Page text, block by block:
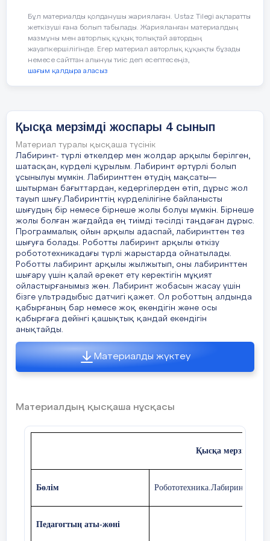
бар?
«Джигсо» әдісі
толықтырады.
Ауызша мадақтау, ынталандыру
1-тапсырма.
- Біздің еліміздегі ақпараттық қауіпсіздікті
қамтамасыз
етудің қандай шаралары, заңдары бар? Талдаңдар.
ҚР-дағы заңмен қорғалатын құпияларды
анықтайды.
Медальдар арқылы бағалау
2-тапсырма.
Венн
Сабақтың барысы
кезені/
уақыт
Педагогтың әрекеті
Сабақтың
басы
1.Оқушылармен амандасу.
2.Сабақтың тақырыбы мен мақсаттарымен
таныстыру.
3.Жаңа тақырыпқа шолу.
Векторлық кескіндерді салу және өңдеу үшін
Photo-Brush графикалық редакторын
пайдаланамыз. Сонымен бірге осы редакторда
сурет салу құралдарымен және суреттерді
өңдеу әдістерімен танысайық.
Сабақтың
ортасы
Жаңа тақырыпты түсіндіру.
Файл-Создать
Photo-Brush-тағы сурет салу және өңдеу
Түс терезесі.
Бұл материалды қолданушы жариялаған. Ustaz Tilegi ақпаратты
жеткізуші ғана болып табылады. Жарияланған материалдың
мазмұны мен авторлық құқық толықтай автордың
жауапкершілігінде. Егер материал авторлық құқықты бұзады
немесе сайттан алынуы тиіс деп есептесеңіз,
шағым қалдыра аласыз
Қысқа мерзімді жоспары 4 сынып
Материал туралы қысқаша түсінік
Лабиринт- түрлі өткелдер мен жолдар арқылы берілген,
шатасқан, күрделі құрылым. Лабиринт әртүрлі болып
ұсынылуы мүмкін. Лабиринттен өтудің мақсаты—
шытырман бағыттардан, кедергілерден өтіп, дұрыс жол
тауып шығу.Лабиринттің күрделілігіне байланысты
шығудың бір немесе бірнеше жолы болуы мүмкін. Бірнеше
жолы болған жағдайда ең тиімді тәсілді таңдаған дұрыс.
Программалық ойын арқылы адаспай, лабиринттен тез
шығуға болады. Роботты лабиринт арқылы өткізу
робототехникадағы түрлі жарыстарда ойнатылады.
Роботты лабиринт арқылы жылжытып, оны лабиринттен
шығару үшін қалай әрекет ету керектігін мұқият
ойластырғанымыз жөн. Лабиринт жобасын жасау үшін
бізге ультрадыбыс датчигі қажет. Ол роботтың алдында
қабырғаның бар немесе жоқ екендігін және осы
қабырғаға дейінгі қашықтық қандай екендігін
анықтайды.
Материалды жүктеу
Материалдың қысқаша нұсқасы
Қысқа мерзімді
Бөлім Робототехника.Лабиринт және
Педагогтың аты-жөні